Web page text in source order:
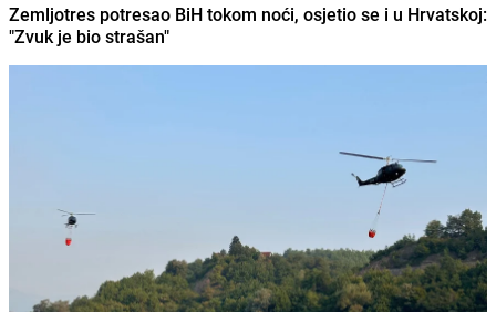
Zemljotres potresao BiH tokom noći, osjetio se i u Hrvatskoj:
"Zvuk je bio strašan"